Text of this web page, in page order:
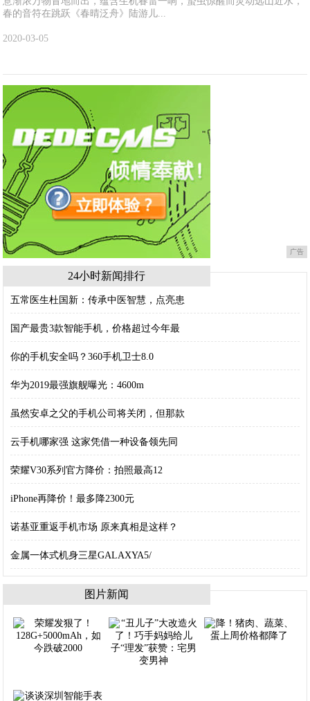
春的音符在跳跃《春晴泛舟》陆游儿...
2020-03-05
广告
24小时新闻排行
五常医生杜国新：传承中医智慧，点亮患
国产最贵3款智能手机，价格超过今年最
你的手机安全吗？360手机卫士8.0
华为2019最强旗舰曝光：4600m
虽然安卓之父的手机公司将关闭，但那款
云手机哪家强 这家凭借一种设备领先同
荣耀V30系列官方降价：拍照最高12
iPhone再降价！最多降2300元
诺基亚重返手机市场 原来真相是这样？
金属一体式机身三星GALAXYA5/
图片新闻